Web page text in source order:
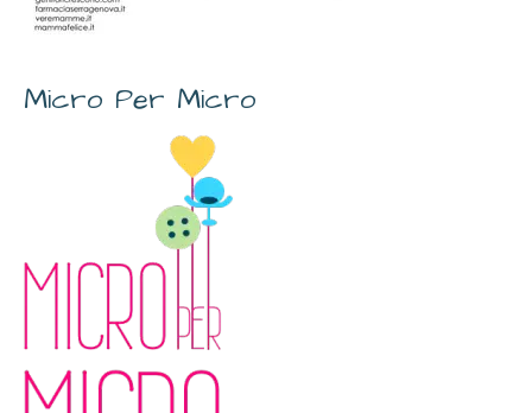
Micro Per Micro